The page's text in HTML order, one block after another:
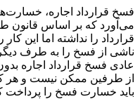
فسخ قرارداد اجاره،
می‌آورد که بر اساس
قرارداد را نداشته اما این
ناشی از فسخ را به طرف دیگر
عادی فسخ قرارداد اجاره
از طرفین ممکن نیست و هر
باید خسارت فسخ را پرداخت